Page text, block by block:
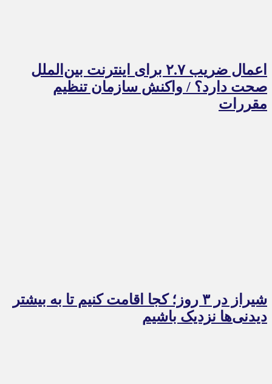
اعمال ضریب ۲.۷ برای اینترنت بین‌الملل
صحت دارد؟ / واکنش سازمان تنظیم
مقررات
شیراز در ۳ روز؛ کجا اقامت کنیم تا به بیشتر
دیدنی‌ها نزدیک باشیم